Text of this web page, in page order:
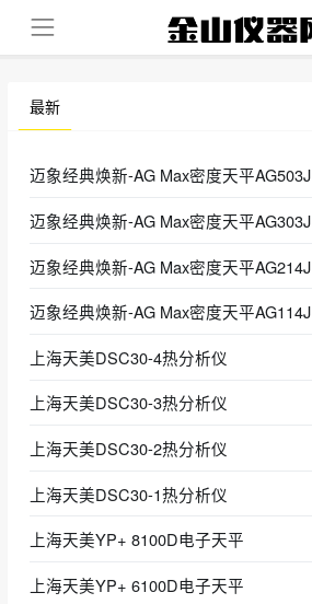
最新
迈象经典焕新-AG Max密度天平AG503J
迈象经典焕新-AG Max密度天平AG303J
迈象经典焕新-AG Max密度天平AG214J
迈象经典焕新-AG Max密度天平AG114J
上海天美DSC30-4热分析仪
上海天美DSC30-3热分析仪
上海天美DSC30-2热分析仪
上海天美DSC30-1热分析仪
上海天美YP+ 8100D电子天平
上海天美YP+ 6100D电子天平